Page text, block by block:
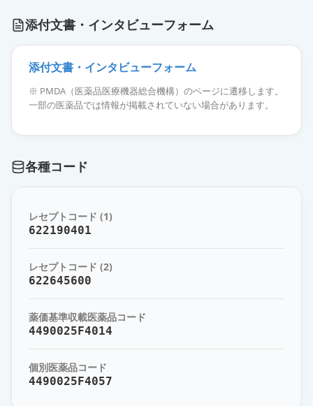
5mg「NIG」
薬価 10.80 円
林」
薬価 10.80 円
通常出荷
イト」
オロパタジン塩酸塩OD錠5mg「テ
バ」
オロパタジン塩酸塩錠5mg「ダイ
薬価 10.80 円
オロパタジン塩酸塩錠5mg「ZE」
薬価 10.80 円
添付文書・インタビューフォーム
添付文書・インタビューフォーム
※ PMDA（医薬品医療機器総合機構）のページに遷移します。
一部の医薬品では情報が掲載されていない場合があります。
各種コード
レセプトコード (1)
622190401
レセプトコード (2)
622645600
薬価基準収載医薬品コード
4490025F4014
個別医薬品コード
4490025F4057